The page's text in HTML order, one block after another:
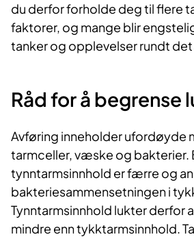
du derfor forholde deg til flere
faktorer, og mange blir
tanker og opplevelser rundt det
Råd for å begrense
Avføring inneholder ufordøyde
tarmceller, væske og bakterier.
tynntarmsinnhold er færre og
bakteriesammensetningen i
Tynntarmsinnhold lukter derfor
mindre enn tykktarmsinnhold.